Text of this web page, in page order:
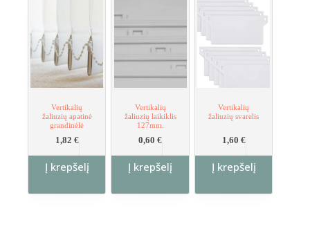
Vertikalių
žaliuzių apatinė
grandinėlė
1,82 €
Į krepšelį
Vertikalių
žaliuzių laikiklis
127mm.
0,60€
Į krepšelį
Vertikalių
žaliuzių svarelis
1,60 €
Į krepšelį